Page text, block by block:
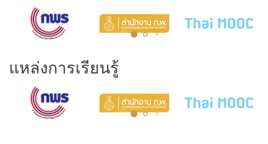
แหล่งการเรียนรู้